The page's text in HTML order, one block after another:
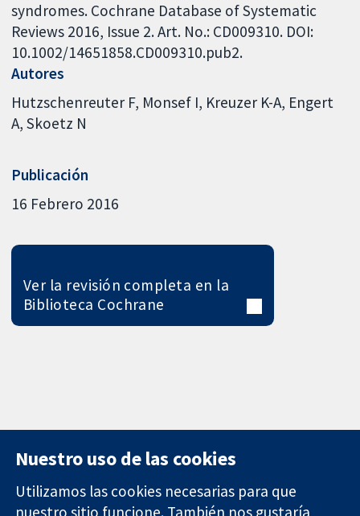
syndromes. Cochrane Database of Systematic
Reviews 2016, Issue 2. Art. No.: CD009310. DOI:
10.1002/14651858.CD009310.pub2.
Autores
Hutzschenreuter F Monsef I Kreuzer K-A Engert
A Skoetz N
Publicación
16 Febrero 2016
Ver la revisión completa en la
Biblioteca Cochrane
Nuestro uso de las cookies
Utilizamos las cookies necesarias para que
nuestro sitio funcione. También nos gustaría